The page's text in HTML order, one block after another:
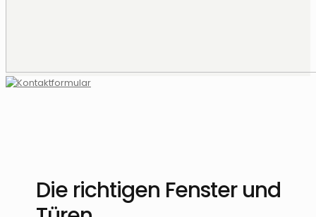
Die richtigen Fenster und